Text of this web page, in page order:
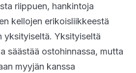
riippuen, hankintoja
kellojen erikoisliikkeestä
yksityiseltä. Yksityiseltä
säästää ostohinnassa, mutta
myyjän kanssa